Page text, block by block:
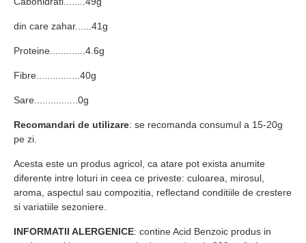
din care zahar......41g
Proteine.............4.6g
Fibre................40g
Sare................0g
Recomandari de utilizare: se recomanda consumul a 15-20g
pe zi.
Acesta este un produs agricol, ca atare pot exista anumite
diferente intre loturi in ceea ce priveste: culoarea, mirosul,
aroma, aspectul sau compozitia, reflectand conditiile de crestere
si variatiile sezoniere.
INFORMATII ALERGENICE: contine Acid Benzoic produs in